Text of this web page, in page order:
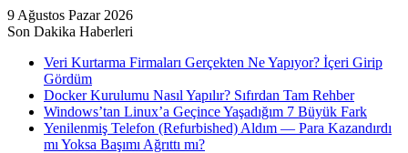
9 Ağustos Pazar 2026
Son Dakika Haberleri
Veri Kurtarma Firmaları Gerçekten Ne Yapıyor? İçeri Girip
Gördüm
Docker Kurulumu Nasıl Yapılır? Sıfırdan Tam Rehber
Windows’tan Linux’a Geçince Yaşadığım 7 Büyük Fark
Yenilenmiş Telefon (Refurbished) Aldım — Para Kazandırdı
mı Yoksa Başımı Ağrıttı mı?